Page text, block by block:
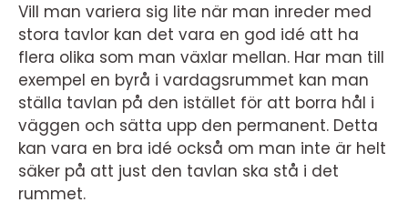
Vill man variera sig lite när man inreder med
stora tavlor kan det vara en god idé att ha
flera olika som man växlar mellan. Har man till
exempel en byrå i vardagsrummet kan man
ställa tavlan på den istället för att borra hål i
väggen och sätta upp den permanent. Detta
kan vara en bra idé också om man inte är helt
säker på att just den tavlan ska stå i det
rummet.